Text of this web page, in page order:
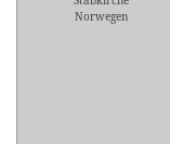
Norwegen